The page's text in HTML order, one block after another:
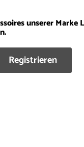
unserer Marke
Registrieren